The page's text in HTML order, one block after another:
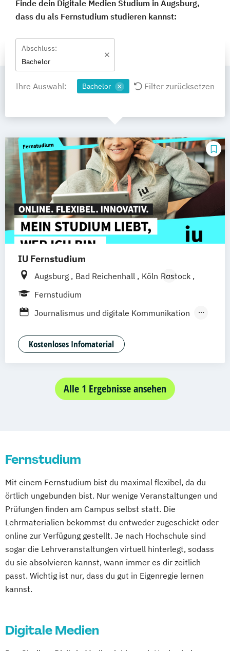
Finde dein Digitale Medien Studium in Augsburg,
dass du als Fernstudium studieren kannst:
Abschluss:
Bachelor
Ihre Auswahl: Bachelor Filter zurücksetzen
IU Fernstudium
Augsburg Bad Reichenhall Köln Rostock
Freiburg
Bielefeld
Deggendorf Karlsruhe Kassel
Oberhausen Offenbach
Neu-Ulm Graz Innsbruck
Freising Friedrichshafen Klagenfurt
Magdeburg Münster Trier Würzburg
Chemnitz Linz deutschlandweit
Fernstudium
Journalismus und digitale Kommunikation
Kultur- und Medienpädagogik
Mediendesign Medieninformatik
Public Relations und Kommunikation
Social Media UX Design
Kostenloses Infomaterial
Alle 1 Ergebnisse ansehen
Fernstudium
Mit einem Fernstudium bist du maximal flexibel, da du
örtlich ungebunden bist. Nur wenige Veranstaltungen und
Prüfungen finden am Campus selbst statt. Die
Lehrmaterialien bekommst du entweder zugeschickt oder
online zur Verfügung gestellt. Je nach Hochschule sind
sogar die Lehrveranstaltungen virtuell hinterlegt, sodass
du sie absolvieren kannst, wann immer es dir zeitlich
passt. Wichtig ist nur, dass du gut in Eigenregie lernen
kannst.
Digitale Medien